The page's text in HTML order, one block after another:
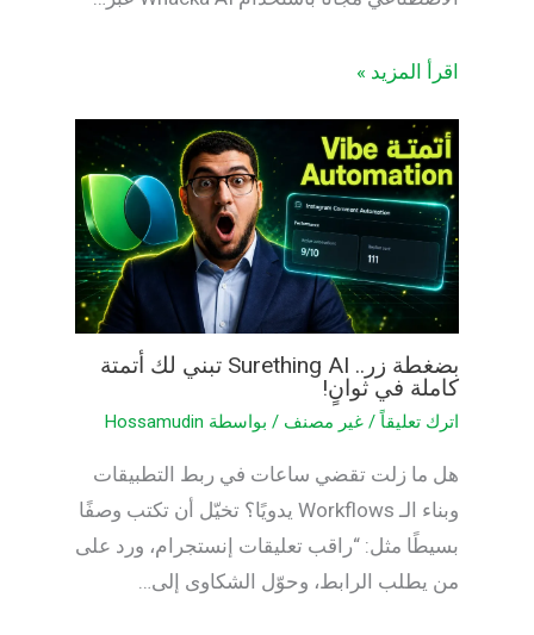
اقرأ المزيد »
بضغطة زر.. Surething AI تبني لك أتمتة
كاملة في ثوانٍ!
اترك تعليقاً / غير مصنف/ بواسطة Hossamudin
هل ما زلت تقضي ساعات في ربط التطبيقات
وبناء الـ Workflows يدويًا؟ تخيّل أن تكتب وصفًا
بسيطًا مثل: “راقب تعليقات إنستجرام، ورد على
من يطلب الرابط، وحوّل الشكاوى إلى…